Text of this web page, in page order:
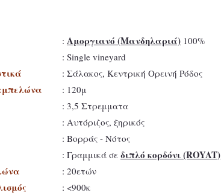
: Αμοργιανό (Μανδηλαριά)100%
: Single vineyard
: Σάλακος, Κεντρική Ορεινή Ρόδος
: 120μ
: 3,5 Στρεμματα
: Αυτόριζος, ξηρικός
: Βορράς - Νότος
: Γραμμικά σε διπλό κορδόνι (ROYAT)
: 20ετών
: <900κ